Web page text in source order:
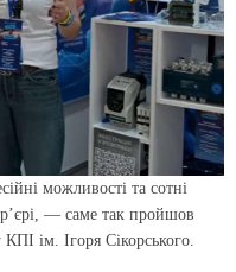
можливості та сотні
— саме так пройшов
ім. Ігоря Сікорського.